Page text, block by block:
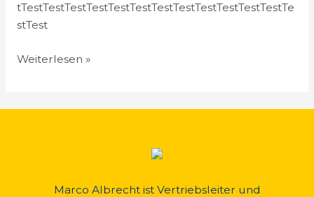
tTestTestTestTestTestTestTestTestTestTestTestTestTe
stTest
Weiterlesen »
Marco Albrecht ist Vertriebsleiter und